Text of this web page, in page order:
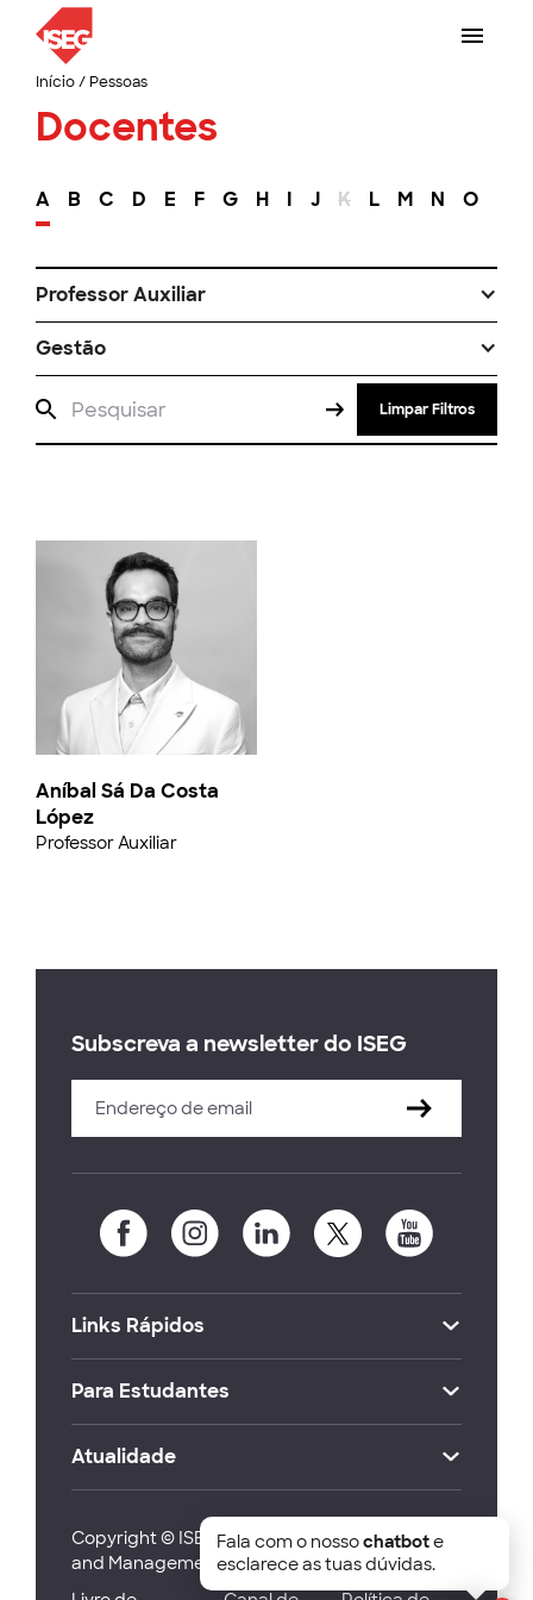
Início/ Pessoas
Docentes
A B C D E F G H I J K L M N O
Professor Auxiliar
Gestão
Limpar Filtros
Aníbal Sá Da Costa
López
Professor Auxiliar
Subscreva a newsletter do ISEG
Links Rápidos
Para Estudantes
Atualidade
Copyright © ISEG Lisbon School of Economics
and Management 2026
Fala com o nossochatbote
esclarece as tuas dúvidas.